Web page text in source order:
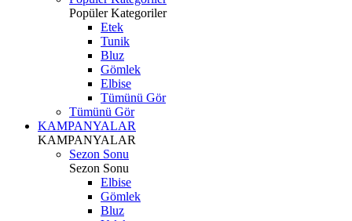
Popüler Kategoriler
Etek
Tunik
Bluz
Gömlek
Elbise
Tümünü Gör
Tümünü Gör
KAMPANYALAR
KAMPANYALAR
Sezon Sonu
Sezon Sonu
Elbise
Gömlek
Bluz